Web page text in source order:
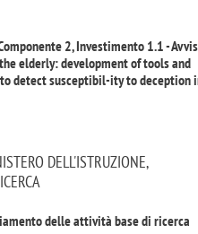
2, Investimento 1.1 -
elderly: development of tools and
detect susceptibil-ity to deception
DELL'ISTRUZIONE,
delle attività base di ricerca